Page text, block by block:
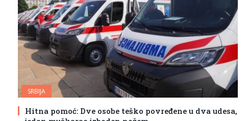
SRBIJA
Hitna pomoć: Dve osobe teško povređene u dva udesa,